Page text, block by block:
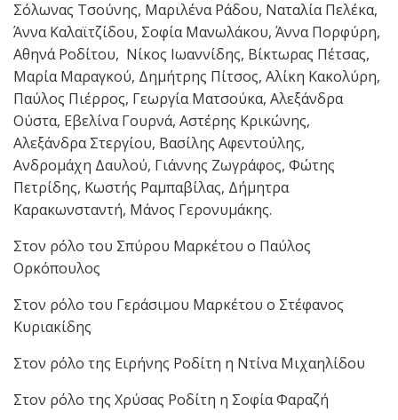
Σόλωνας Τσούνης, Μαριλένα Ράδου, Ναταλία Πελέκα,
Άννα Καλαϊτζίδου, Σοφία Μανωλάκου, Άννα Πορφύρη,
Αθηνά Ροδίτου, Νίκος Ιωαννίδης, Βίκτωρας Πέτσας,
Μαρία Μαραγκού, Δημήτρης Πίτσος, Αλίκη Κακολύρη,
Παύλος Πιέρρος, Γεωργία Ματσούκα, Αλεξάνδρα
Ούστα, Εβελίνα Γουρνά, Αστέρης Κρικώνης,
Αλεξάνδρα Στεργίου, Βασίλης Αφεντούλης,
Ανδρομάχη Δαυλού, Γιάννης Ζωγράφος, Φώτης
Πετρίδης, Κωστής Ραμπαβίλας, Δήμητρα
Καρακωνσταντή, Μάνος Γερονυμάκης.
Στον ρόλο του Σπύρου Μαρκέτου ο Παύλος
Ορκόπουλος
Στον ρόλο του Γεράσιμου Μαρκέτου ο Στέφανος
Κυριακίδης
Στον ρόλο της Ειρήνης Ροδίτη η Ντίνα Μιχαηλίδου
Στον ρόλο της Χρύσας Ροδίτη η Σοφία Φαραζή